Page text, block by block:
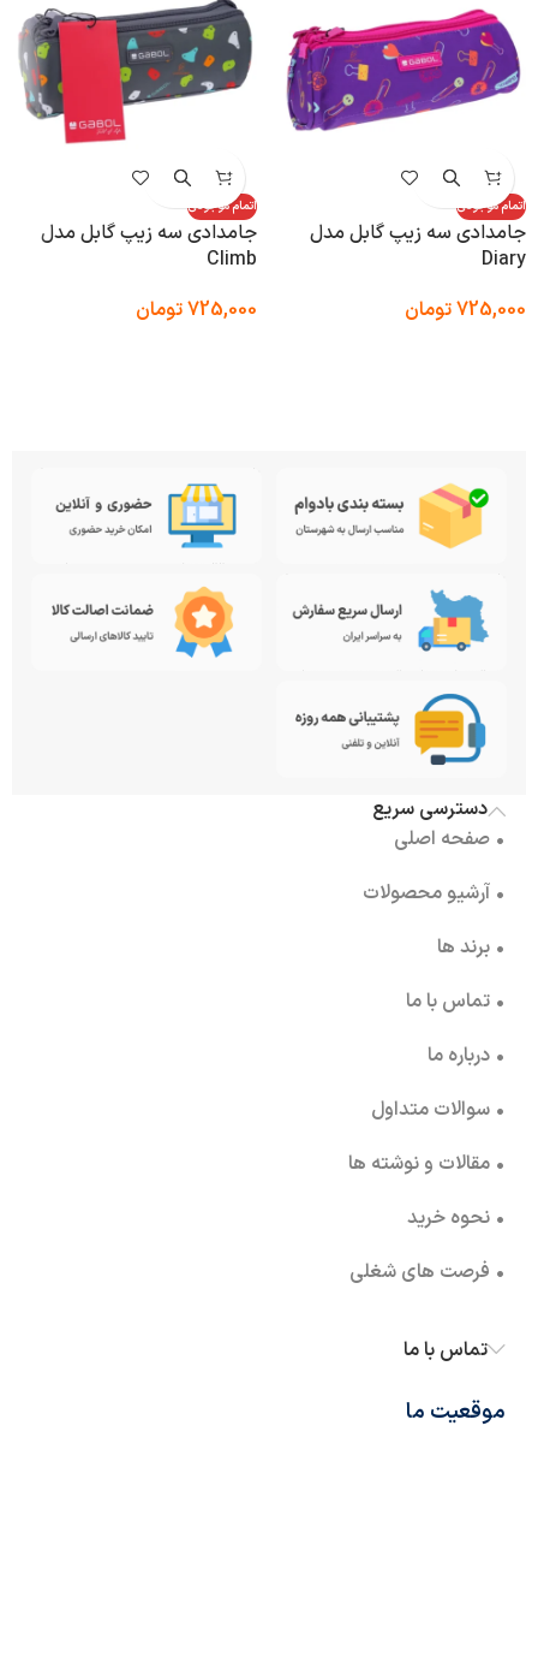
اتمام موجودی
جامدادی سه زیپ گابل مدل
Diary
725,000تومان
اتمام موجودی
جامدادی سه زیپ گابل مدل
Climb
725,000تومان
دسترسی سریع
• صفحه اصلی
• آرشیو محصولات
• برند ها
• تماس با ما
• درباره ما
• سوالات متداول
• مقالات و نوشته ها
• نحوه خرید
• فرصت های شغلی
تماس با ما
موقعیت ما